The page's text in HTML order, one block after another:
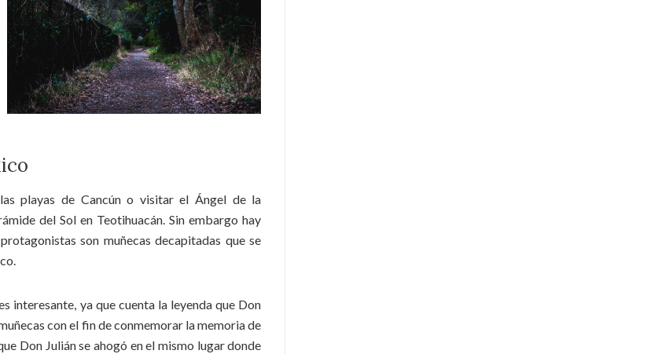
playas de Cancún o visitar el Ángel de la
del Sol en Teotihuacán. Sin embargo hay
son muñecas decapitadas que se
interesante, ya que cuenta la leyenda que Don
con el fin de conmemorar la memoria de
Don Julián se ahogó en el mismo lugar donde